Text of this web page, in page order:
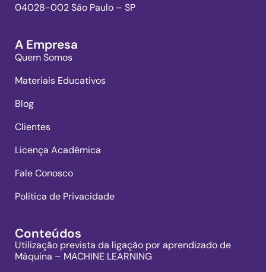
04028-002 São Paulo – SP
A Empresa
Quem Somos
Materiais Educativos
Blog
Clientes
Licença Acadêmica
Fale Conosco
Política de Privacidade
Conteúdos
Utilização prevista da ligação por aprendizado de
Máquina – MACHINE LEARNING